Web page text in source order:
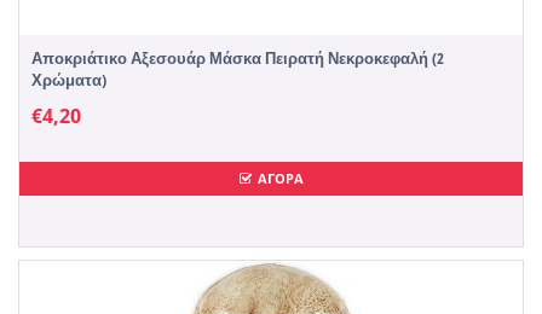
Αποκριάτικο Αξεσουάρ Μάσκα Πειρατή Νεκροκεφαλή (2
Χρώματα)
€4,20
ΑΓΟΡΑ